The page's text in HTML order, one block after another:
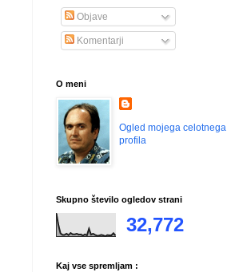
Objave
Komentarji
O meni
Ogled mojega celotnega
profila
Skupno število ogledov strani
32,772
Kaj vse spremljam :